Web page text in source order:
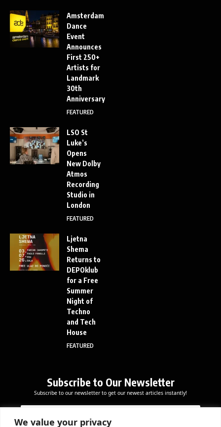
We value your privacy
Amsterdam
Dance
Event
Announces
First 250+
Artists for
Landmark
30th
Anniversary
FEATURED
LSO St
Luke’s
Opens
New Dolby
Atmos
Recording
Studio in
London
FEATURED
Ljetna
Shema
Returns to
DEPOklub
for a Free
Summer
Night of
Techno
and Tech
House
FEATURED
Subscribe to Our Newsletter
Subscribe to our newsletter to get our newest articles instantly!
aE
E
m